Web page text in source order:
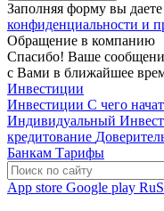
Заполняя форму вы даете
конфиденциальности и
Обращение в компанию
Спасибо! Ваше
с Вами в ближайшее
Инвестиции
Инвестиции С чего
Индивидуальный
кредитование
Банкам Тарифы
App store Google play